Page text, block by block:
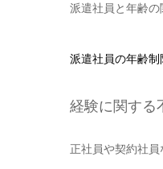
派遣社員と年齢の
派遣社員の年齢
経験に関する
正社員や契約社